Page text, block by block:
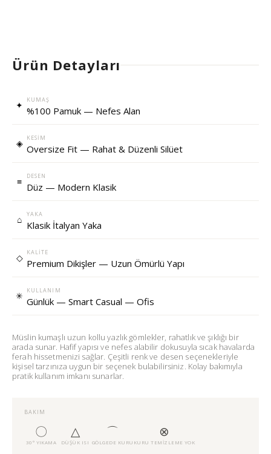
Ürün Detayları
✦ KUMAŞ
%100 Pamuk — Nefes Alan
◈ KESIM
Oversize Fit — Rahat & Düzenli Silüet
≡ DESEN
Düz — Modern Klasik
⌂ YAKA
Klasik İtalyan Yaka
◇ KALITE
Premium Dikişler — Uzun Ömürlü Yapı
✳ KULLANIM
Günlük — Smart Casual — Ofis
Müslin kumaşlı uzun kollu yazlık gömlekler, rahatlık ve şıklığı bir
arada sunar. Hafif yapısı ve nefes alabilir dokusuyla sıcak havalarda
ferah hissetmenizi sağlar. Çeşitli renk ve desen seçenekleriyle
kişisel tarzınıza uygun bir seçenek bulabilirsiniz. Kolay bakımıyla
pratik kullanım imkanı sunarlar.
BAKIM
〇
30° YIKAMA
△
DÜŞÜK ISI
⌒
GÖLGEDE KURU
⊗
KURU TEMIZLEME YOK